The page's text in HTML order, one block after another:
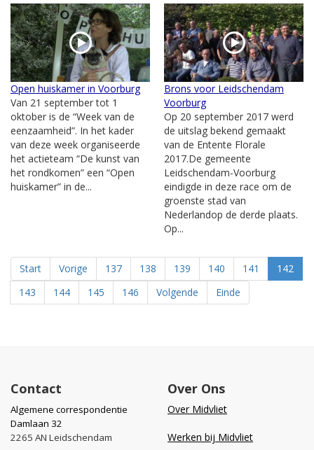
Open huiskamer in Voorburg
Van 21 september tot 1
oktober is de “Week van de
eenzaamheid”. In het kader
van deze week organiseerde
het actieteam “De kunst van
het rondkomen” een “Open
huiskamer” in de...
Brons voor Leidschendam
Voorburg
Op 20 september 2017 werd
de uitslag bekend gemaakt
van de Entente Florale
2017.De gemeente
Leidschendam-Voorburg
eindigde in deze race om de
groenste stad van
Nederlandop de derde plaats.
Op...
Start Vorige 137 138 139 140 141
142
143
144 145 146 Volgende Einde
Contact
Algemene correspondentie
Damlaan 32
2265 AN Leidschendam
Over Ons
Over Midvliet
Werken bij Midvliet